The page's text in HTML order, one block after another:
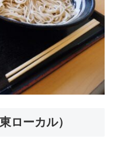
ローカル）